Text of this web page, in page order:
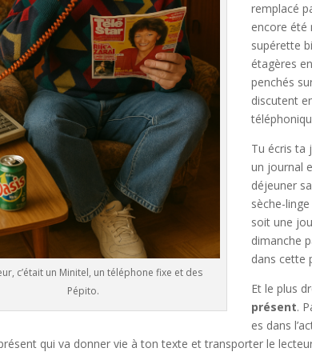
c’était un Minitel, un téléphone fixe et des
Pépito.
remplacé
encore été
supérette
étagères
penchés
discutent
Tu écris ta
un journal
déjeuner
sèche-
soit une
dimanche
dans cette
Et le plus
présent.
es dans
qui va donner vie à ton texte et transporter le